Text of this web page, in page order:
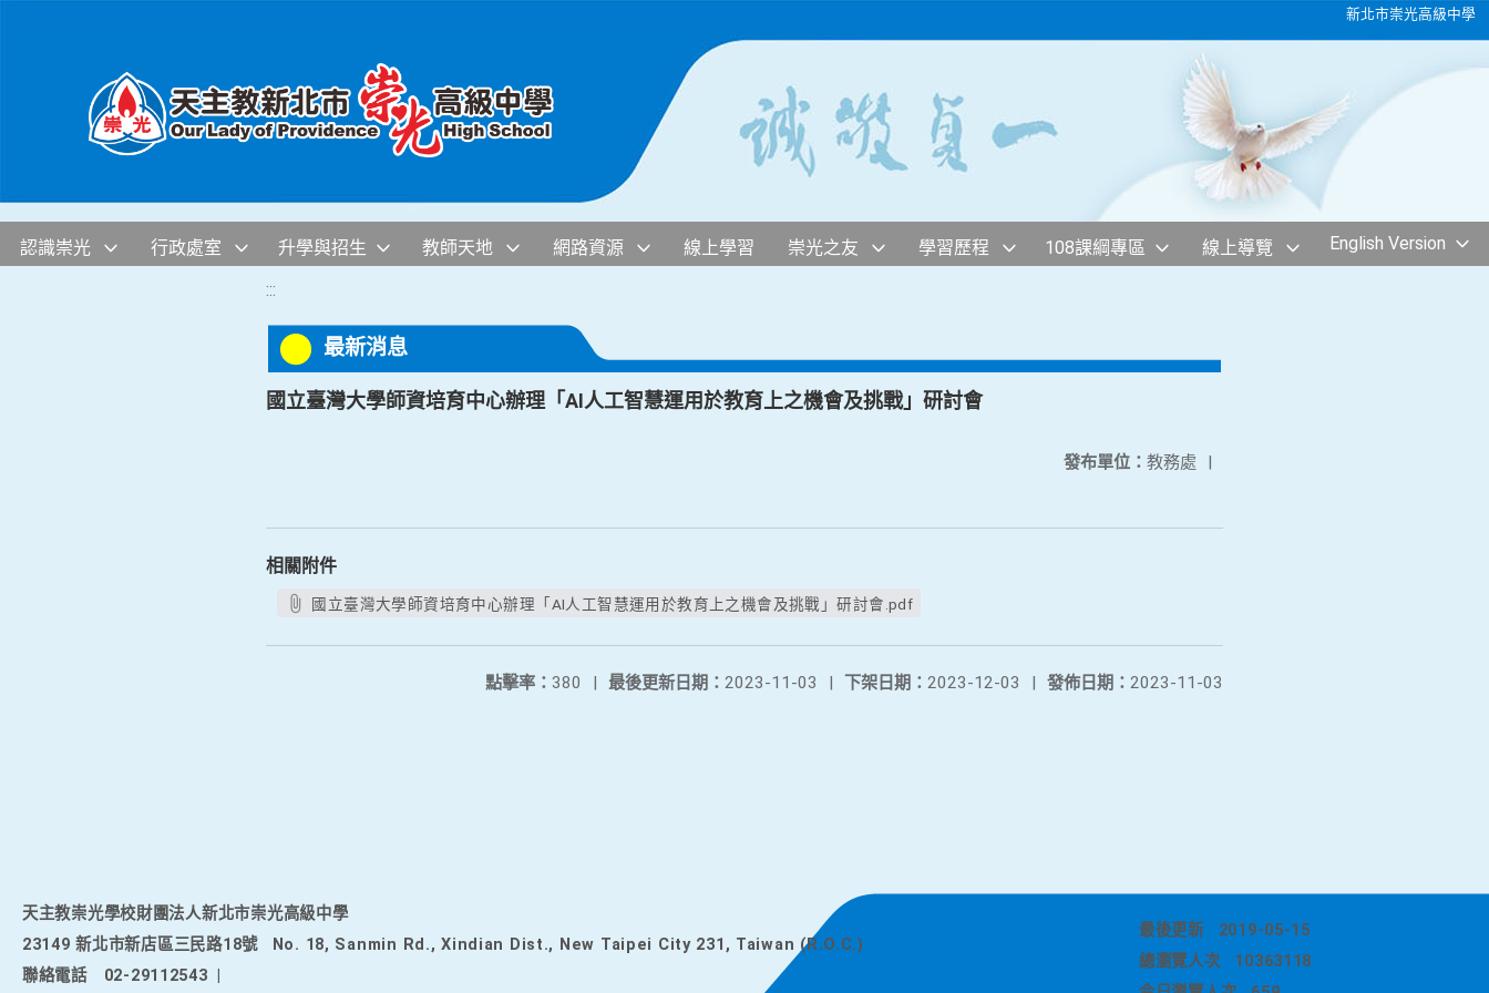
新北市崇光高級中學
認識崇光 行政處室 升學與招生 教師天地 網路資源 線上學習 崇光之友 學習歷程 108課綱專區 線上導覽 English Version
:::
最新消息
國立臺灣大學師資培育中心辦理「AI人工智慧運用於教育上之機會及挑戰」研討會
發布單位： 教務處 |
相關附件
國立臺灣大學師資培育中心辦理「AI人工智慧運用於教育上之機會及挑戰」研討會.pdf
發佈日期： 2023-11-03
下架日期： 2023-12-03 |
最後更新日期： 2023-11-03 |
點擊率： 380 |
天主教崇光學校財團法人新北市崇光高級中學
23149 新北市新店區三民路18號
No. 18, Sanmin Rd., Xindian Dist., New Taipei City 231, Taiwan (R.O.C.)
聯絡電話
02-29112543
最後更新
2019-05-15
總瀏覽人次
10363118